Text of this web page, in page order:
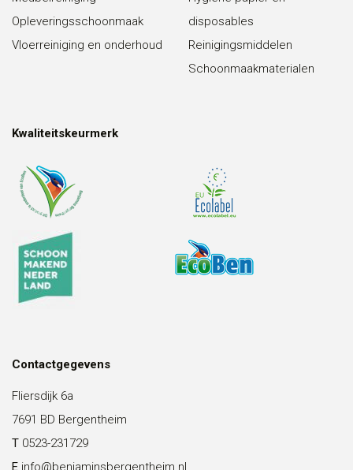
Opleveringsschoonmaak
Vloerreiniging en onderhoud
disposables
Reinigingsmiddelen
Schoonmaakmaterialen
Kwaliteitskeurmerk
Contactgegevens
Fliersdijk 6a
7691 BD Bergentheim
T 0523-231729
E info@benjaminsbergentheim.nl